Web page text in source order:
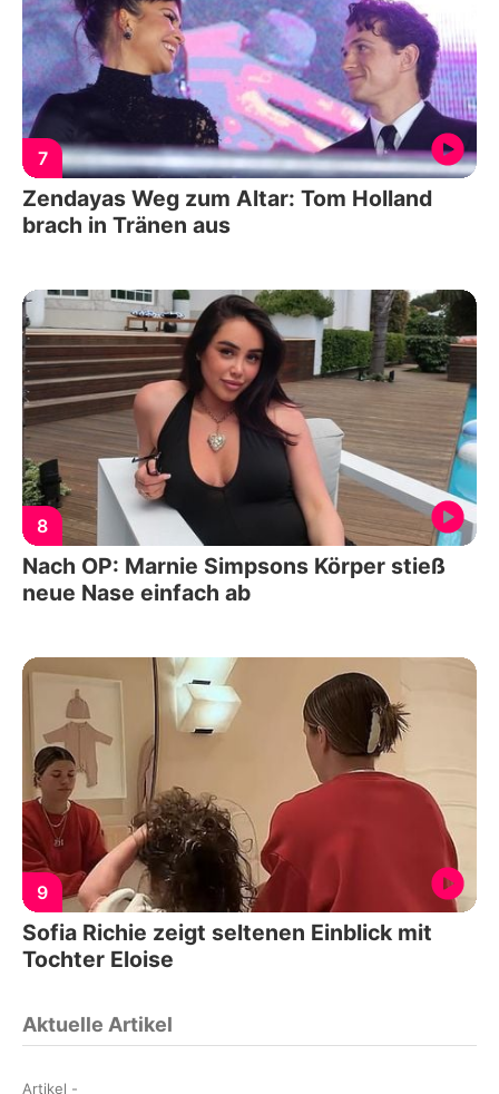
7
Zendayas Weg zum Altar: Tom Holland
brach in Tränen aus
8
Nach OP: Marnie Simpsons Körper stieß
neue Nase einfach ab
9
Sofia Richie zeigt seltenen Einblick mit
Tochter Eloise
Aktuelle Artikel
Artikel -